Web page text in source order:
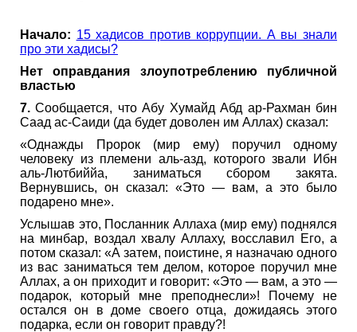
Начало: 15 хадисов против коррупции. А вы знали
про эти хадисы?
Нет оправдания злоупотреблению публичной
властью
7. Сообщается, что Абу Хумайд Абд ар-Рахман бин
Саад ас-Саиди (да будет доволен им Аллах) сказал:
«Однажды Пророк (мир ему) поручил одному
человеку из племени аль-азд, которого звали Ибн
аль-Лютбиййа, заниматься сбором закята.
Вернувшись, он сказал: «Это — вам, а это было
подарено мне».
Услышав это, Посланник Аллаха (мир ему) поднялся
на минбар, воздал хвалу Аллаху, восславил Его, а
потом сказал: «А затем, поистине, я назначаю одного
из вас заниматься тем делом, которое поручил мне
Аллах, а он приходит и говорит: «Это — вам, а это —
подарок, который мне преподнесли»! Почему не
остался он в доме своего отца, дожидаясь этого
подарка, если он говорит правду?!